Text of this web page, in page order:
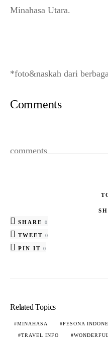
Minahasa Utara.
*foto&naskah dari
Comments
comments
SHARE
0
TWEET 0
PIN IT 0
Related Topics
MINAHASA PESONA
TRAVEL INFO